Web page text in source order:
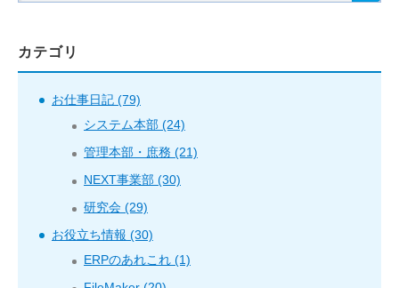
カテゴリ
お仕事日記 (79)
システム本部 (24)
管理本部・庶務 (21)
NEXT事業部 (30)
研究会 (29)
お役立ち情報 (30)
ERPのあれこれ (1)